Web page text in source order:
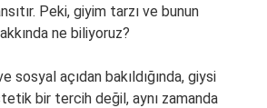
Peki, giyim tarzı ve bunun
ne biliyoruz?
sosyal açıdan bakıldığında, giysi
bir tercih değil, aynı zamanda